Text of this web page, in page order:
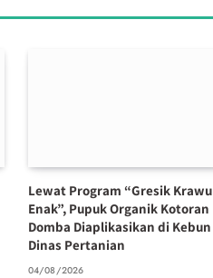
Lewat Program “Gresik Krawu
Enak”, Pupuk Organik Kotoran
Domba Diaplikasikan di Kebun
Dinas Pertanian
04/08/2026